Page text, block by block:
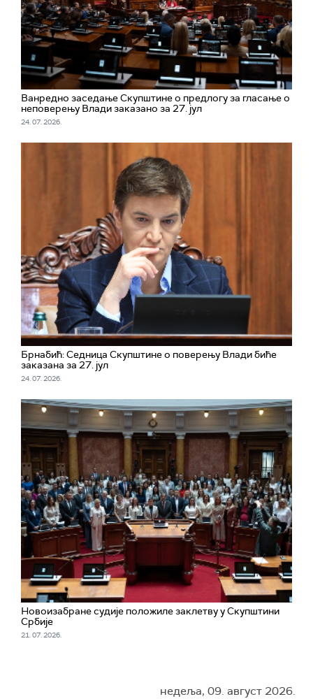
рекла, "за мрвицу Трампове милости" и
позвала да се повуче лекс специјалис и
пројекат врати у редовну процедуру по
Закону о планирању и изградњи.
Ванредно заседање Скупштине о предлогу за гласање о
неповерењу Влади заказано за 27. јул
24. 07. 2026.
Брнабић: Седница Скупштине о поверењу Влади биће
заказана за 27. јул
24. 07. 2026.
Новоизабране судије положиле заклетву у Скупштини
Србије
21. 07. 2026.
недеља, 09. август 2026.